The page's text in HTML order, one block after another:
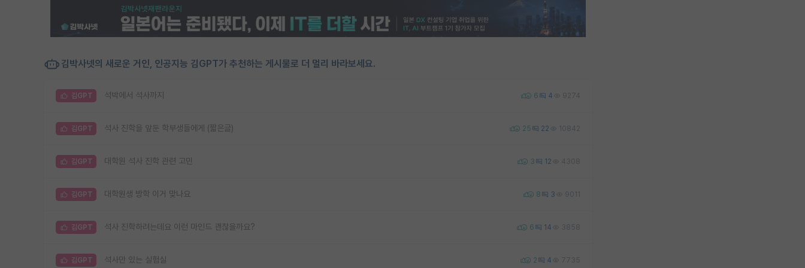
김박사넷의 새로운 거인, 인공지능 김GPT가 추천하는 게시물로 더 멀리 바라보세요.
김GPT 석박에서 석사까지 6 4 9274
김GPT 석사 진학을 앞둔 학부생들에게 (짧은글) 25 22 10842
김GPT 대학원 석사 진학 관련 고민 3 12 4308
김GPT 대학원생 방학 이거 맞나요 8 3 9011
김GPT 석사 진학하려는데요 이런 마인드 괜찮을까요? 6 14 3858
김GPT 석사만 있는 실험실 2 4 7735